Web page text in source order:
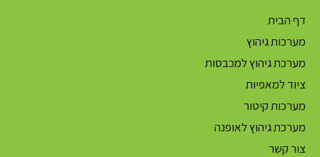
דף הבית
מערכות גיהוץ
מערכת גיהוץ למכבסות
ציוד למאפיות
מערכות קיטור
מערכת גיהוץ לאופנה
צור קשר